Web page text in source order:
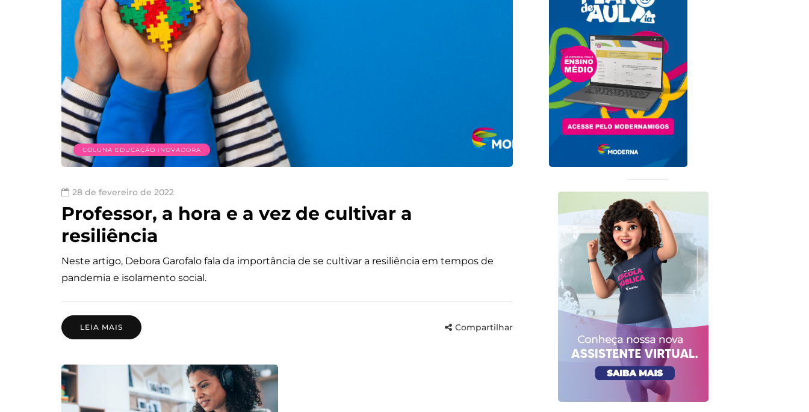
COLUNA EDUCAÇÃO INOVADORA
28 de fevereiro de 2022
Professor, a hora e a vez de cultivar a
resiliência
Neste artigo, Debora Garofalo fala da importância de se cultivar a resiliência em tempos de
pandemia e isolamento social.
LEIA MAIS Compartilhar